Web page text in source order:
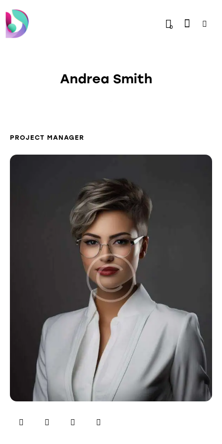
0
Andrea Smith
PROJECT MANAGER